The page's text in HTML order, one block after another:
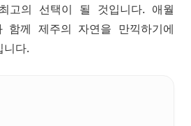
고의 선택이 될 것입니다. 애월
함께 제주의 자연을 만끽하기에
니다.